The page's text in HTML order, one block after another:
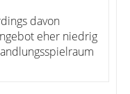
davon
eher niedrig